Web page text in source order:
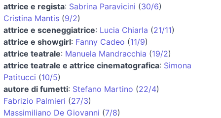
attrice e regista: Sabrina Paravicini (30/6)
Cristina Mantis (9/2)
attrice e sceneggiatrice: Lucia Chiarla (21/11)
attrice e showgirl: Fanny Cadeo (11/9)
attrice teatrale: Manuela Mandracchia (19/2)
attrice teatrale e attrice cinematografica: Simona
Patitucci (10/5)
autore di fumetti: Stefano Martino (22/4)
Fabrizio Palmieri (27/3)
Massimiliano De Giovanni (7/8)